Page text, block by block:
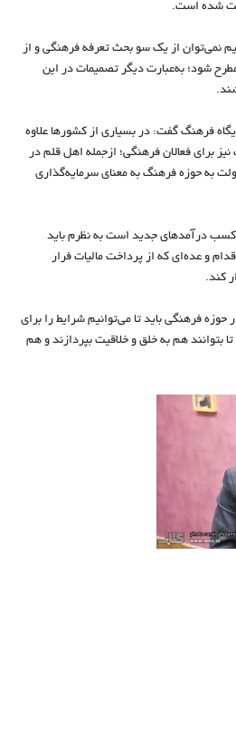
شده است.
نمی‌توان از یک سو بحث تعرفه فرهنگی و از
شود؛ به‌عبارت دیگر تصمیمات در این
فرهنگ گفت: در بسیاری از کشور‌ها علاوه
نیز برای فعالان فرهنگی؛ از‌جمله اهل قلم در
به حوزه فرهنگ به معنای سرمایه‌گذاری
کسب درآمد‌های جدید است به نظرم باید
و عده‌ای که از پرداخت مالیات فرار
کند.
حوزه فرهنگی باید تا می‌توانیم شرایط را برای
بتوانند هم به خلق و خلاقیت بپردازند و هم